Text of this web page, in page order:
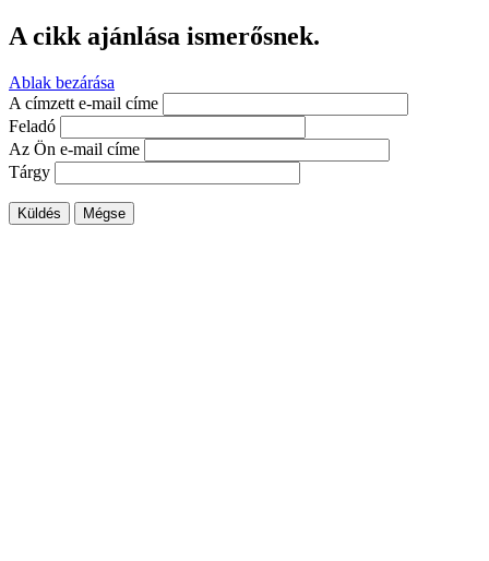
A cikk ajánlása ismerősnek.
Ablak bezárása
A címzett e-mail címe
Feladó
Az Ön e-mail címe
Tárgy
Küldés Mégse